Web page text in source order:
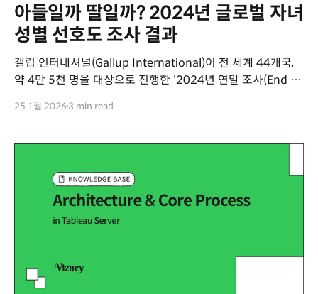
아들일까 딸일까? 2024년 글로벌 자녀
성별 선호도 조사 결과
갤럽 인터내셔널(Gallup International)이 전 세계 44개국,
약 4만 5천 명을 대상으로 진행한 '2024년 연말 조사(End of
시각화는 "만약 당신이 단 한 명의 자녀만 가질 수 있다면,
상관없나요?"라는 질문에 대한
25 1월 2026 3 min read